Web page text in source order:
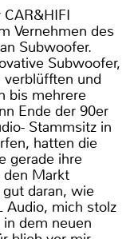
Vernehmen des
Subwoofer.
Subwoofer,
und
bis mehrere
Ende der 90er
Stammsitz in
hatten die
gerade ihre
den Markt
daran, wie
Audio, mich stolz
dem neuen